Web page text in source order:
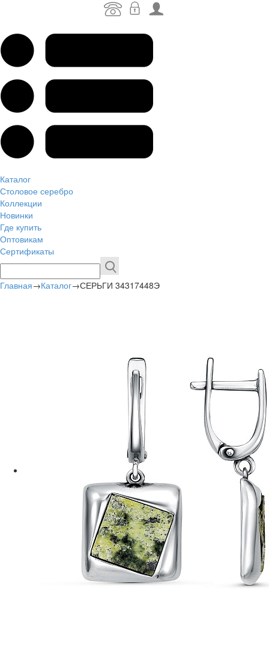
Каталог
Столовое серебро
Коллекции
Новинки
Где купить
Оптовикам
Сертификаты
Главная→Каталог→СЕРЬГИ 34317448Э